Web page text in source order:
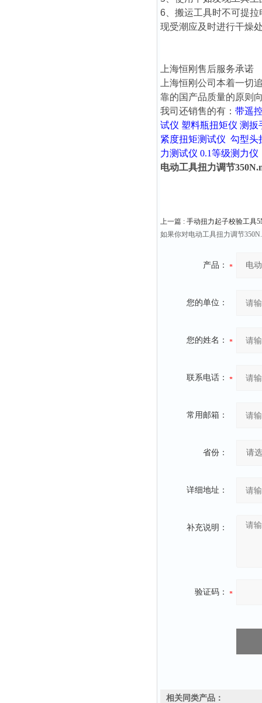
6、搬运工具时不可提
现受潮应及时进行干燥
上海恒刚售后服务承诺
上海恒刚公司本着一切
靠的国产品质量的原则
我司还销售的有： 带遥
试仪 塑料瓶扭矩仪 测扳
紧度扭矩测试仪 勾型头
力测试仪 0.1等级测力仪
电动工具扭力调节
上一篇 : 手动扭力起子校验工具
如果你对电动工具扭力调节
产品：
您的单位：
您的姓名：
联系电话：
常用邮箱：
省份：
详细地址：
补充说明：
验证码：
相关同类产品：